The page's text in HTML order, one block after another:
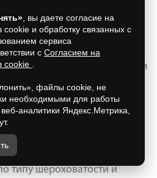
кирпича
выделяется по таким
рода механических
50 и выше лет);
влагостойкости, не требует
типу шероховатости и
, вы даете согласие на
и обработку связанных с
сервиса
с Согласием на
cookie
файлы cookie, не
необходимыми для работы
аналитики Яндекс.Метрика,